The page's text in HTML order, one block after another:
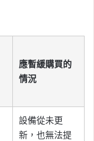
應暫緩購買的
情況
設備從未更
新，也無法提